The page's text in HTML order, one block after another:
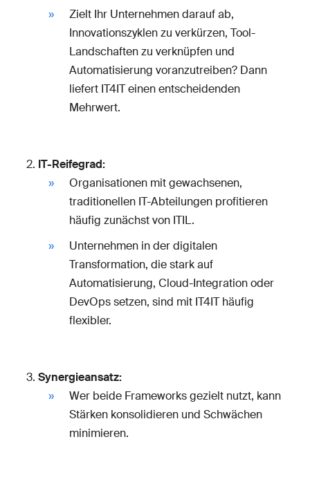
Zielt Ihr Unternehmen darauf ab,
Innovationszyklen zu verkürzen, Tool-
Landschaften zu verknüpfen und
Automatisierung voranzutreiben? Dann
liefert IT4IT einen entscheidenden
Mehrwert.
IT-Reifegrad:
Organisationen mit gewachsenen,
traditionellen IT-Abteilungen profitieren
häufig zunächst von ITIL.
Unternehmen in der digitalen
Transformation, die stark auf
Automatisierung, Cloud-Integration oder
DevOps setzen, sind mit IT4IT häufig
flexibler.
Synergieansatz:
Wer beide Frameworks gezielt nutzt, kann
Stärken konsolidieren und Schwächen
minimieren.